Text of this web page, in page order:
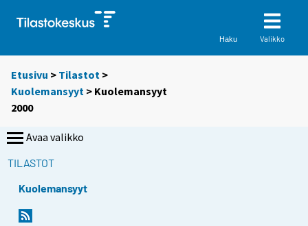
Haku Valikko
Etusivu > Tilastot >
Kuolemansyyt > Kuolemansyyt
2000
Avaa valikko
TILASTOT
Kuolemansyyt